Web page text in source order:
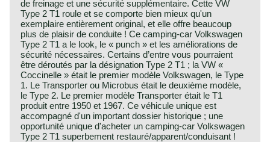
de freinage et une sécurité supplémentaire. Cette VW
Type 2 T1 roule et se comporte bien mieux qu'un
exemplaire entièrement original, et elle offre beaucoup
plus de plaisir de conduite ! Ce camping-car Volkswagen
Type 2 T1 a le look, le « punch » et les améliorations de
sécurité nécessaires. Certains d’entre vous pourraient
être déroutés par la désignation Type 2 T1 ; la VW «
Coccinelle » était le premier modèle Volkswagen, le Type
1. Le Transporter ou Microbus était le deuxième modèle,
le Type 2. Le premier modèle Transporter était le T1
produit entre 1950 et 1967. Ce véhicule unique est
accompagné d'un important dossier historique ; une
opportunité unique d'acheter un camping-car Volkswagen
Type 2 T1 superbement restauré/apparent/conduisant !